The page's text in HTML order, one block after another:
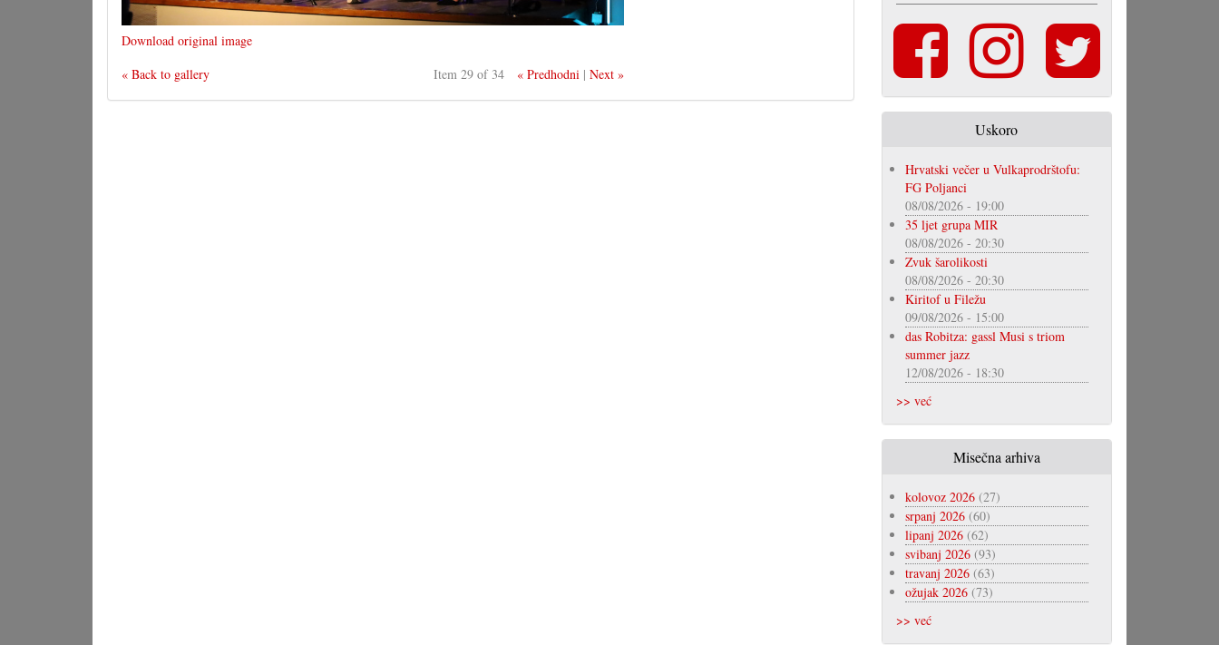
Download original image
« Back to gallery
Item 29 of 34 « Predhodni |Next »
Uskoro
Hrvatski večer u Vulkaprodrštofu:
FG Poljanci
08/08/2026 - 19:00
35 ljet grupa MIR
08/08/2026 - 20:30
Zvuk šarolikosti
08/08/2026 - 20:30
Kiritof u Filežu
09/08/2026 - 15:00
das Robitza: gassl Musi s triom
summer jazz
12/08/2026 - 18:30
>> već
Misečna arhiva
kolovoz 2026(27)
srpanj 2026(60)
lipanj 2026(62)
svibanj 2026(93)
travanj 2026(63)
ožujak 2026(73)
>> već